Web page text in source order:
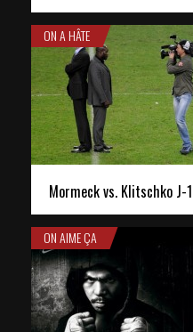
ON A HÂTE
Mormeck vs. Klitschko J-1
ON AIME ÇA